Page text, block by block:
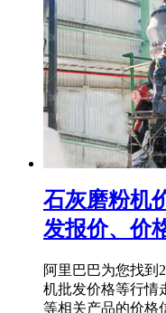
石灰磨粉机
发报价、价
阿里巴巴为您找到
机批发价格等行情
等相关产品的价格